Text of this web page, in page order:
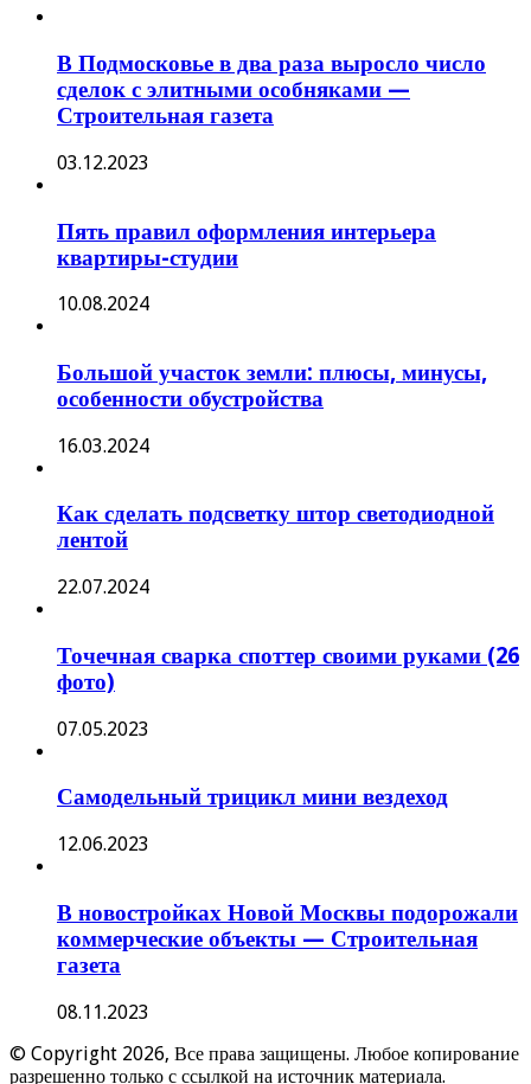
В Подмосковье в два раза выросло число
сделок с элитными особняками —
Строительная газета
03.12.2023
Пять правил оформления интерьера
квартиры-студии
10.08.2024
Большой участок земли: плюсы, минусы,
особенности обустройства
16.03.2024
Как сделать подсветку штор светодиодной
лентой
22.07.2024
Точечная сварка споттер своими руками (26
фото)
07.05.2023
Самодельный трицикл мини вездеход
12.06.2023
В новостройках Новой Москвы подорожали
коммерческие объекты — Строительная
газета
08.11.2023
© Copyright 2026, Все права защищены. Любое копирование
разрешенно только с ссылкой на источник материала.